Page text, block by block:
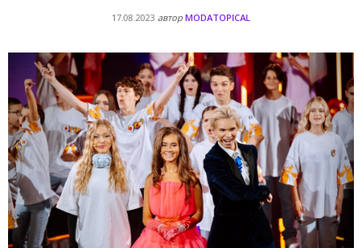
17.08.2023 автор MODATOPICAL